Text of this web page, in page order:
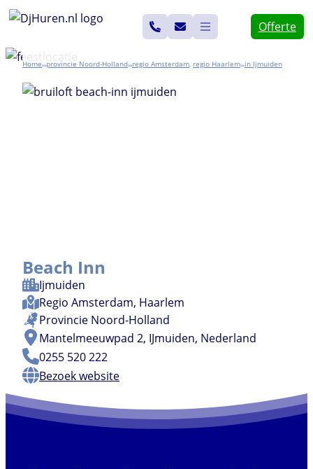
Ga
de
inhoud
Offerte
Home>> Noord-Holland>> Amsterdam, Haarlem>> Ijmuiden
Beach Inn
Ijmuiden
Regio Amsterdam, Haarlem
Provincie Noord-Holland
Mantelmeeuwpad 2, IJmuiden, Nederland
0255 520 222
Bezoek website